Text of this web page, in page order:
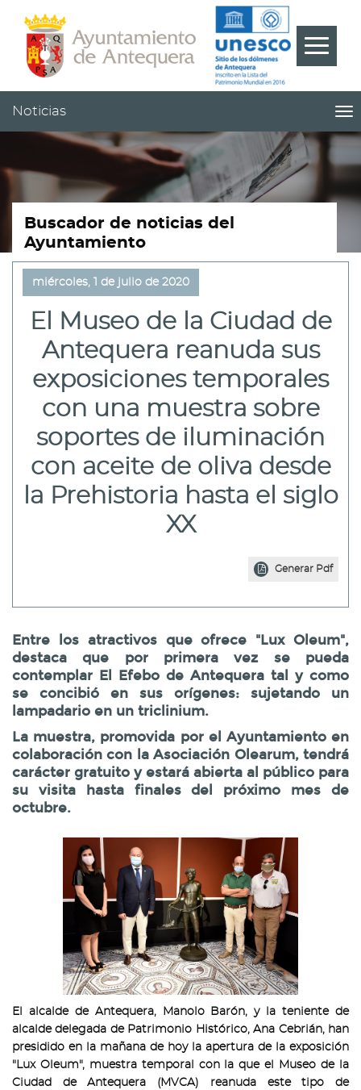
Cabecera
Pie
Menú
???
Noticias
Buscador de noticias del
Ayuntamiento
miércoles, 1 de julio de 2020
El Museo de la Ciudad de
Antequera reanuda sus
exposiciones temporales
con una muestra sobre
soportes de iluminación
con aceite de oliva desde
la Prehistoria hasta el siglo
XX
Generar Pdf
Entre los atractivos que ofrece "Lux Oleum",
destaca que por primera vez se pueda
contemplar El Efebo de Antequera tal y como
se concibió en sus orígenes: sujetando un
lampadario en un triclinium.
La muestra, promovida por el Ayuntamiento en
colaboración con la Asociación Olearum, tendrá
carácter gratuito y estará abierta al público para
su visita hasta finales del próximo mes de
octubre.
El alcalde de Antequera, Manolo Barón, y la teniente de
alcalde delegada de Patrimonio Histórico, Ana Cebrián, han
presidido en la mañana de hoy la apertura de la exposición
"Lux Oleum", muestra temporal con la que el Museo de la
Ciudad de Antequera (MVCA) reanuda este tipo de